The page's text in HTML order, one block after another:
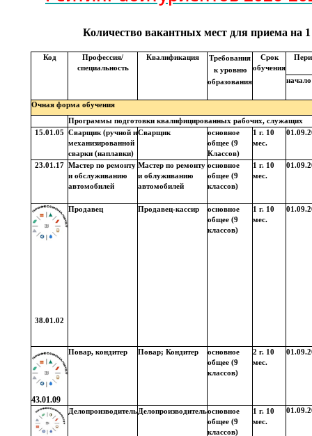
Количество вакантных мест для приема на
Код
Профессия/
специальность
Квалификация
Требования
к уровню
образования
Срок
обучения
начало
Очная форма обучения
Программы подготовки квалифицированных рабочих, служащих
15.01.05
Сварщик (ручной и
механизированной
сварки (наплавки)
Сварщик
основное
общее (9
Классов)
1 г. 10
мес.
23.01.17
Мастер по ремонту
и обслуживанию
автомобилей
Мастер по ремонту
и облуживанию
автомобилей
основное
общее (9
классов)
1 г. 10
мес.
38.01.02
Продавец Продавец-кассир
основное
общее (9
классов)
1 г. 10
мес.
43.01.09
Повар, кондитер Повар; Кондитер
основное
общее (9
классов)
2 г. 10
мес.
ДелопроизводительДелопроизводительосновное
общее (9
классов)
1 г. 10
мес.